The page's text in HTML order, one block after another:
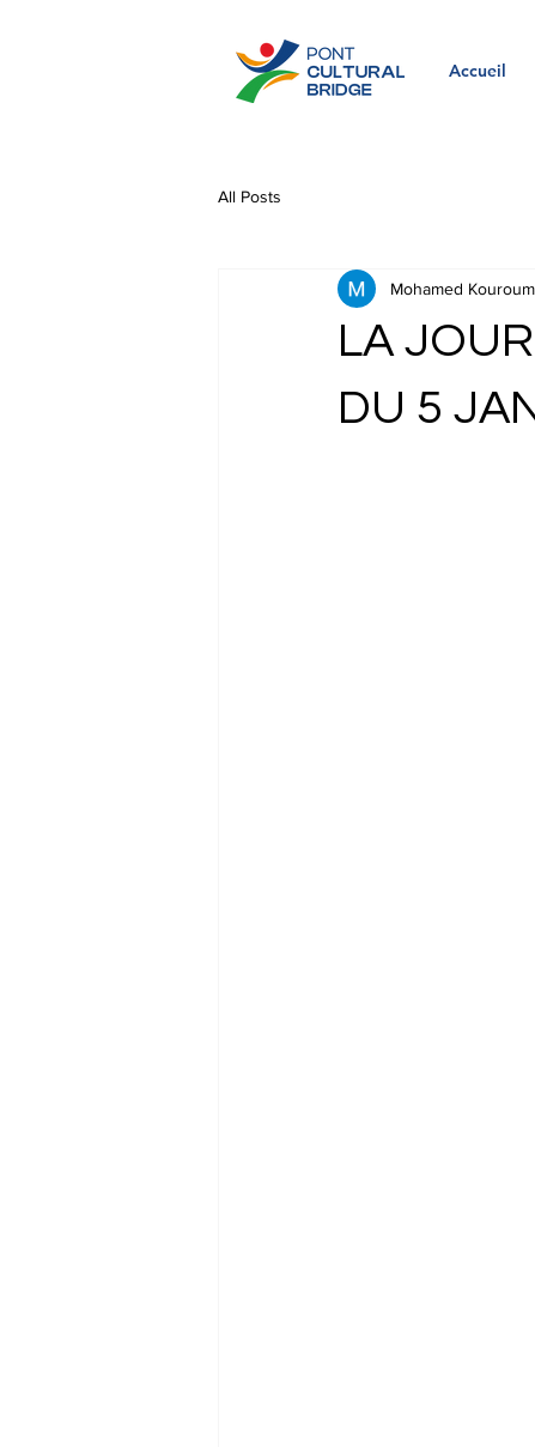
Accueil
All Posts
LA
DU 5
Mohamed